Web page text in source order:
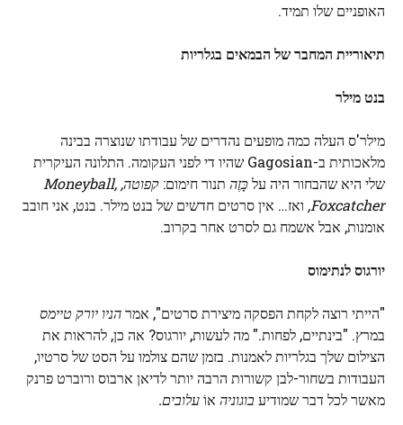
האופניים שלו תמיד.
תיאוריית המחבר של הבמאים בגלריות
בנט מילר
מילר'ס העלה כמה מופעים נהדרים של עבודתו שנוצרה בבינה
מלאכותית ב-Gagosian שהיו די לפני העקומה. התלונה העיקרית
שלי היא שהבחור היה עלכָּזֶה תנור חימום:
קפוטה, Moneyball,
Foxcatcher, ואז… אין סרטים חדשים של בנט מילר. בנט, אני חובב
אומנות, אבל אשמח גם לסרט אחר בקרוב.
יורגוס לנתימוס
"הייתי רוצה לקחת הפסקה מיצירת סרטים", אמרהניו יורק טיימס
במרץ. "בינתיים, לפחות." מה לעשות, יורגוס? אה כן, להראות את
הצילום שלך בגלריות לאמנות. בזמן שהם צולמו על הסט של סרטיו,
העבודות בשחור-לבן קשורות הרבה יותר לדיאן ארבוס ורוברט פרנק
מאשר לכל דבר שמודיע בוגוניה אוֹעלובים.